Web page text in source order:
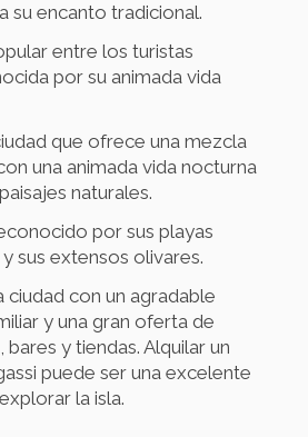
su encanto tradicional.
entre los turistas
por su animada vida
que ofrece una mezcla
una animada vida nocturna
naturales.
por sus playas
sus extensos olivares.
ciudad con un agradable
y una gran oferta de
bares y tiendas. Alquilar un
puede ser una excelente
la isla.